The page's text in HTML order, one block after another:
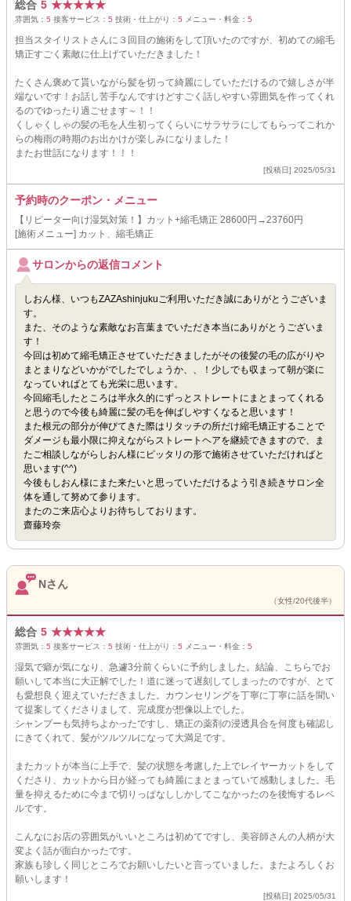
総合 5 ★★★★★
雰囲気： 5 接客サービス： 5 技術・仕上がり： 5 メニュー・料金： 5
担当スタイリストさんに３回目の施術をして頂いたのですが、初めての縮毛
矯正すごく素敵に仕上げていただきました！
たくさん褒めて貰いながら髪を切って綺麗にしていただけるので嬉しさが半
端ないです！お話し苦手なんですけどすごく話しやすい雰囲気を作ってくれ
るのでゆったり過ごせます～！！
くしゃくしゃの髪の毛を人生初ってくらいにサラサラにしてもらってこれか
らの梅雨の時期のお出かけが楽しみになりました！
またお世話になります！！！
[投稿日] 2025/05/31
予約時のクーポン・メニュー
【リピーター向け湿気対策！】カット+縮毛矯正 28600円→23760円
[施術メニュー] カット、縮毛矯正
サロンからの返信コメント
しおん様、いつもZAZAshinjukuご利用いただき誠にありがとうございま
す。
また、そのような素敵なお言葉までいただき本当にありがとうございま
す！
今回は初めて縮毛矯正させていただきましたがその後髪の毛の広がりや
まとまりなどいかがでしたでしょうか、、！少しでも収まって朝が楽に
なっていればとても光栄に思います。
今回縮毛したところは半永久的にずっとストレートにまとまってくれる
と思うので今後も綺麗に髪の毛を伸ばしやすくなると思います！
また根元の部分が伸びてきた際はリタッチの所だけ縮毛矯正することで
ダメージも最小限に抑えながらストレートヘアを継続できますので、ま
たご相談しながらしおん様にピッタリの形で施術させていただければと
思います(^^)
今後もしおん様にまた来たいと思っていただけるよう引き続きサロン全
体を通して努めて参ります。
またのご来店心よりお待ちしております。
齋藤玲奈
Nさん
（女性/20代後半）
総合 5 ★★★★★
雰囲気： 5 接客サービス： 5 技術・仕上がり： 5 メニュー・料金： 5
湿気で癖が気になり、急遽3分前くらいに予約しました。結論、こちらでお
願いして本当に大正解でした！道に迷って遅刻してしまったのですが、とて
も愛想良く迎えていただきました。カウンセリングを丁寧に丁寧に話を聞い
て提案してくださりまして、完成度が想像以上でした。
シャンプーも気持ちよかったですし、矯正の薬剤の浸透具合を何度も確認し
にきてくれて、髪がツルツルになって大満足です。
またカットが本当に上手で、髪の状態を考慮した上でレイヤーカットをして
くださり、カットから日が経っても綺麗にまとまっていて感動しました。毛
量を抑えるために今まで切りっぱなししかしてこなかったのを後悔するレベ
ルです。
こんなにお店の雰囲気がいいところは初めてですし、美容師さんの人柄が大
変よく話が面白かったです。
家族も珍しく同じところでお願いしたいと言っていました。またよろしくお
願いします！
[投稿日] 2025/05/31